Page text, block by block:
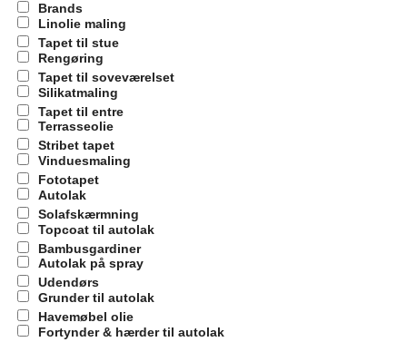
Brands
Tapet til stue
Tapet til soveværelset
Tapet til entre
Stribet tapet
Fototapet
Solafskærmning
Bambusgardiner
Udendørs
Havemøbel olie
Linolie maling
Rengøring
Silikatmaling
Terrasseolie
Vinduesmaling
Autolak
Topcoat til autolak
Autolak på spray
Grunder til autolak
Fortynder & hærder til autolak